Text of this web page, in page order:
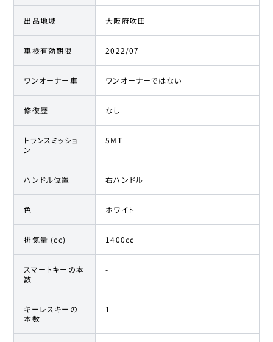
出品地域 大阪府吹田
車検有効期限 2022/07
ワンオーナー車 ワンオーナーではない
修復歴 なし
トランスミッショ
ン
5MT
ハンドル位置 右ハンドル
色 ホワイト
排気量 (cc) 1400cc
スマートキーの本
数
-
キーレスキーの
本数
1